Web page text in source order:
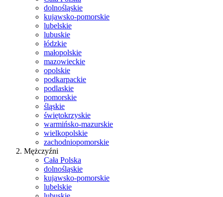
dolnośląskie
kujawsko-pomorskie
lubelskie
lubuskie
łódzkie
małopolskie
mazowieckie
opolskie
podkarpackie
podlaskie
pomorskie
śląskie
świętokrzyskie
warmińsko-mazurskie
wielkopolskie
zachodniopomorskie
Mężczyźni
Cała Polska
dolnośląskie
kujawsko-pomorskie
lubelskie